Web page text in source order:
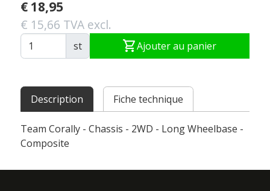
€ 18,95
€ 15,66 TVA excl.
st shopping_cartAjouter au panier
Description Fiche technique
Team Corally - Chassis - 2WD - Long Wheelbase -
Composite